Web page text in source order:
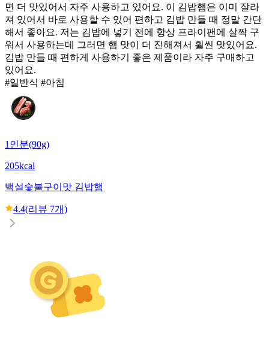
면 더 맛있어서 자주 사용하고 있어요. 이 김밥햄은 이미 잘라
져 있어서 바로 사용할 수 있어 편하고 김밥 만들 때 정말 간단
해서 좋아요. 저는 김밥에 넣기 전에 항상 프라이팬에 살짝 구
워서 사용하는데 그러면 햄 맛이 더 진해져서 훨씬 맛있어요.
김밥 만들 때 편하게 사용하기 좋은 제품이라 자주 구매하고
있어요.
#일반식 #아침
1인분(90g)
205kcal
백설숯불구이맛 김밥햄
4.4(리뷰 7개)